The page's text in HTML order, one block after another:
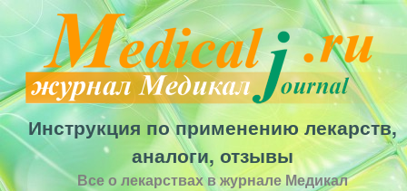
Перейти
к
основному
содержанию
Инструкция по применению лекарств,
аналоги, отзывы
Все о лекарствах в журнале Медикал